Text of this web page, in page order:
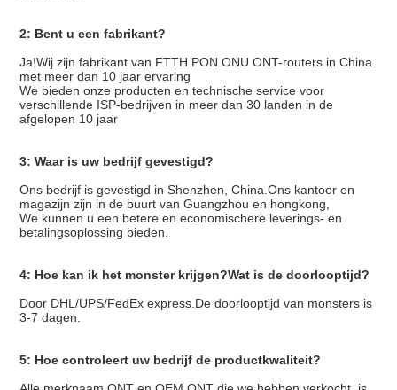
2: Bent u een fabrikant?
Ja!Wij zijn fabrikant van FTTH PON ONU ONT-routers in China
met meer dan 10 jaar ervaring
We bieden onze producten en technische service voor
verschillende ISP-bedrijven in meer dan 30 landen in de
afgelopen 10 jaar
3: Waar is uw bedrijf gevestigd?
Ons bedrijf is gevestigd in Shenzhen, China.Ons kantoor en
magazijn zijn in de buurt van Guangzhou en hongkong,
We kunnen u een betere en economischere leverings- en
betalingsoplossing bieden.
4: Hoe kan ik het monster krijgen?Wat is de doorlooptijd?
Door DHL/UPS/FedEx express.De doorlooptijd van monsters is
3-7 dagen.
5: Hoe controleert uw bedrijf de productkwaliteit?